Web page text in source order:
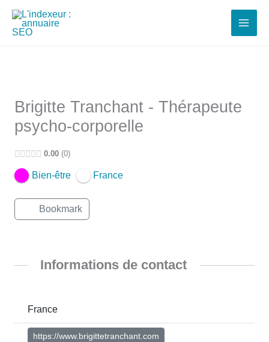
Aller
Brigitte Tranchant - Thérapeute
psycho-corporelle
0.00 0
Bien-être France
Bookmark
Informations de contact
France
https://www.brigittetranchant.com